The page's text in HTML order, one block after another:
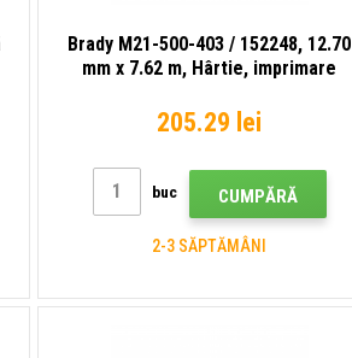
Brady M21-500-403 / 152248, 12.70
mm x 7.62 m, Hârtie, imprimare
205.29 lei
buc CUMPĂRĂ
2-3 SĂPTĂMÂNI